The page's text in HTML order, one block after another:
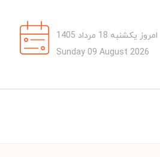
امروز یکشنبه 18 مرداد 1405
Sunday 09 August 2026